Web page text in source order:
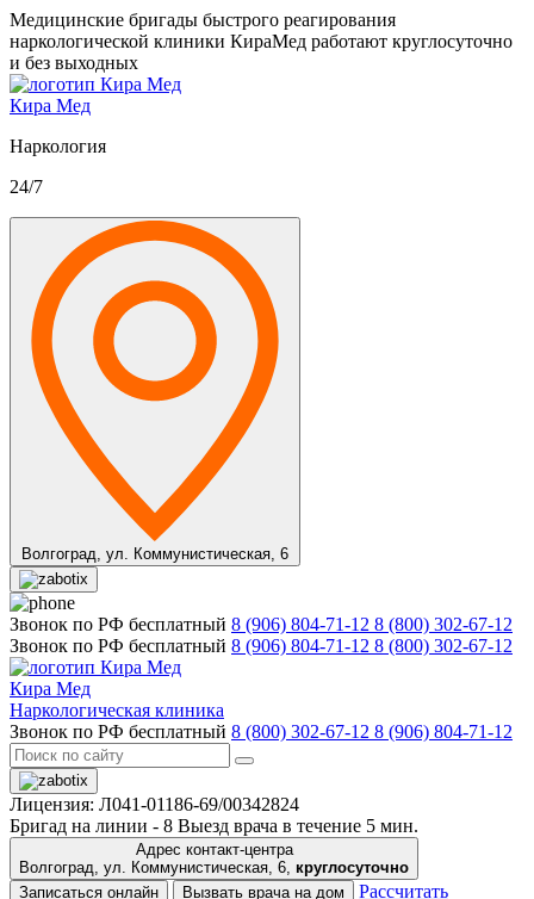
Медицинские бригады быстрого реагирования
наркологической клиники КираМед работают круглосуточно
и без выходных
Кира Мед
Наркология
24/7
Волгоград, ул. Коммунистическая, 6
Звонок по РФ бесплатный 8 (906) 804-71-12 8 (800) 302-67-12
Звонок по РФ бесплатный 8 (906) 804-71-12 8 (800) 302-67-12
Кира Мед
Наркологическая клиника
Звонок по РФ бесплатный 8 (800) 302-67-12 8 (906) 804-71-12
Лицензия: Л041-01186-69/00342824
Бригад на линии - 8 Выезд врача в течение 5 мин.
Адрес контакт-центра
Волгоград, ул. Коммунистическая, 6, круглосуточно
Записаться онлайн
Вызвать врача на дом
Рассчитать